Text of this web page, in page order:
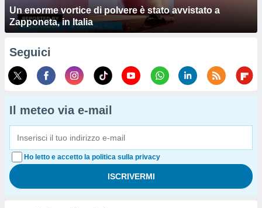
Un enorme vortice di polvere è stato avvistato a
Zapponeta, in Italia
Seguici
Il meteo via e-mail
Ho letto e accetto la politica sulla privacy